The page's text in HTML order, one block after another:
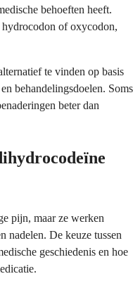
behoeften heeft.
hydrocodon of oxycodon,
te vinden op basis
behandelingsdoelen. Soms
beter dan
pijn, maar ze werken
nadelen. De keuze tussen
geschiedenis en hoe